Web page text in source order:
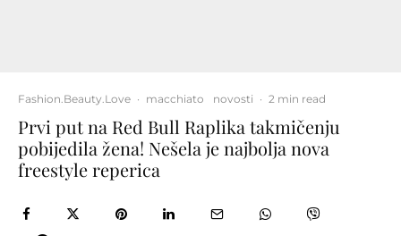
Fashion.Beauty.Love · macchiato novosti · 2 min read
Prvi put na Red Bull Raplika takmičenju
pobijedila žena! Nešela je najbolja nova
freestyle reperica